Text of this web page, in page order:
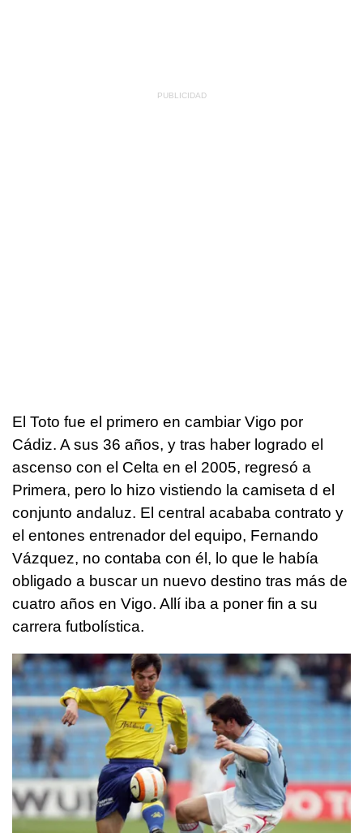
El Toto fue el primero en cambiar Vigo por
Cádiz. A sus 36 años, y tras haber logrado el
ascenso con el Celta en el 2005, regresó a
Primera, pero lo hizo vistiendo la camiseta d el
conjunto andaluz. El central acababa contrato y
el entones entrenador del equipo, Fernando
Vázquez, no contaba con él, lo que le había
obligado a buscar un nuevo destino tras más de
cuatro años en Vigo. Allí iba a poner fin a su
carrera futbolística.